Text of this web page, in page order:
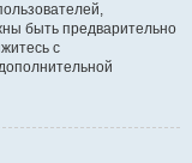
быть предварительно
с